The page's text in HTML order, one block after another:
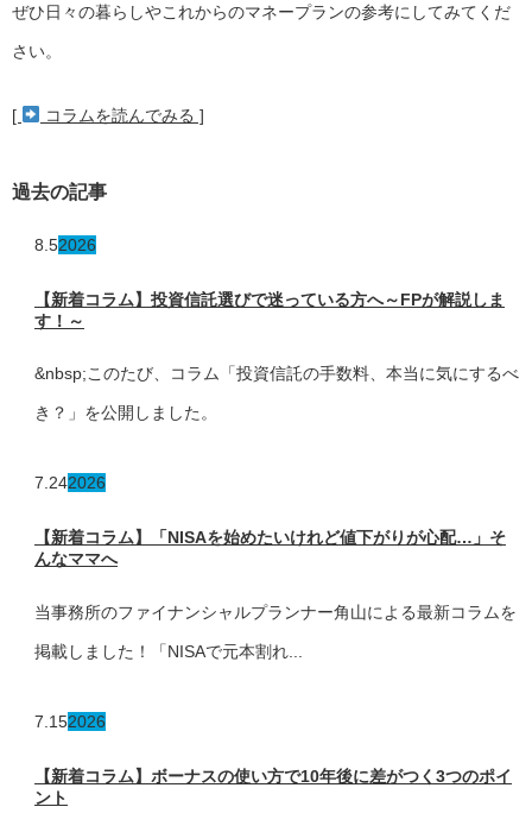
ぜひ日々の暮らしやこれからのマネープランの参考にしてみてくだ
さい。
[ コラムを読んでみる ]
過去の記事
8.52026
【新着コラム】投資信託選びで迷っている方へ～FPが解説しま
す！～
&nbsp;このたび、コラム「投資信託の手数料、本当に気にするべ
き？」を公開しました。
7.242026
【新着コラム】「NISAを始めたいけれど値下がりが心配…」そ
んなママへ
当事務所のファイナンシャルプランナー角山による最新コラムを
掲載しました！「NISAで元本割れ...
7.152026
【新着コラム】ボーナスの使い方で10年後に差がつく3つのポイ
ント